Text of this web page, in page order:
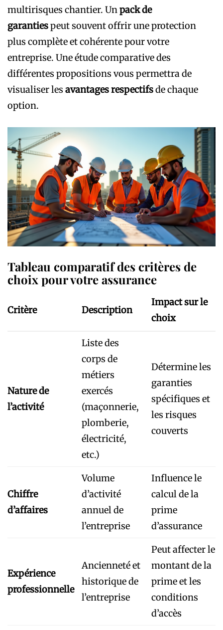
multirisques chantier. Unpack de
garantiespeut souvent offrir une protection
plus complète et cohérente pour votre
entreprise. Une étude comparative des
différentes propositions vous permettra de
visualiser les avantages respectifsde chaque
option.
Tableau comparatif des critères de
choix pour votre assurance
Critère Description
Impact sur le
choix
Nature de
l’activité
Liste des
corps de
métiers
exercés
(maçonnerie,
plomberie,
électricité,
etc.)
Détermine les
garanties
spécifiques et
les risques
couverts
Chiffre
d’affaires
Volume
d’activité
annuel de
l’entreprise
Influence le
calcul de la
prime
d’assurance
Expérience
professionnelle
Ancienneté et
historique de
l’entreprise
Peut affecter le
montant de la
prime et les
conditions
d’accès